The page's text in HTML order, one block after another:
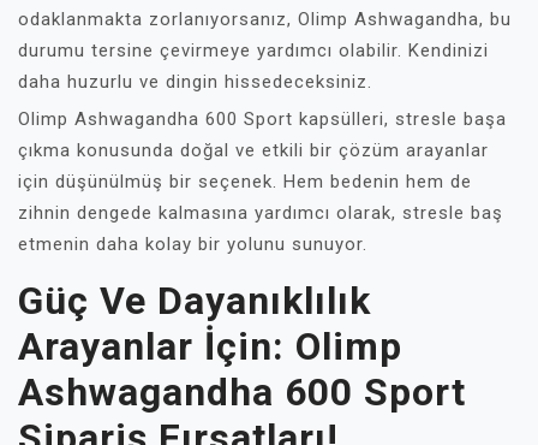
odaklanmakta zorlanıyorsanız, Olimp Ashwagandha, bu
durumu tersine çevirmeye yardımcı olabilir. Kendinizi
daha huzurlu ve dingin hissedeceksiniz.
Olimp Ashwagandha 600 Sport kapsülleri, stresle başa
çıkma konusunda doğal ve etkili bir çözüm arayanlar
için düşünülmüş bir seçenek. Hem bedenin hem de
zihnin dengede kalmasına yardımcı olarak, stresle baş
etmenin daha kolay bir yolunu sunuyor.
Güç Ve Dayanıklılık
Arayanlar İçin: Olimp
Ashwagandha 600 Sport